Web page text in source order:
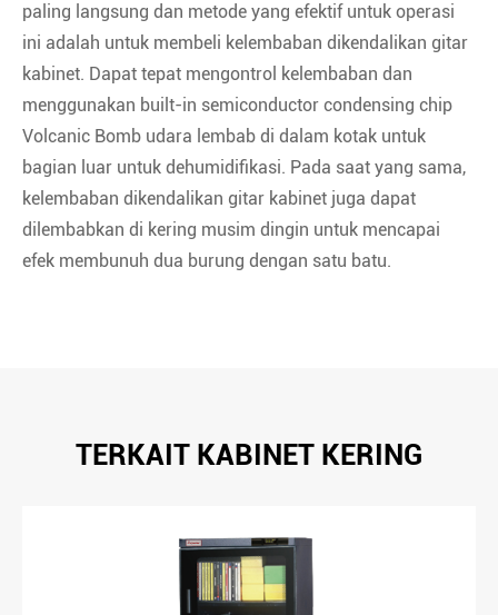
paling langsung dan metode yang efektif untuk operasi
ini adalah untuk membeli kelembaban dikendalikan gitar
kabinet. Dapat tepat mengontrol kelembaban dan
menggunakan built-in semiconductor condensing chip
Volcanic Bomb udara lembab di dalam kotak untuk
bagian luar untuk dehumidifikasi. Pada saat yang sama,
kelembaban dikendalikan gitar kabinet juga dapat
dilembabkan di kering musim dingin untuk mencapai
efek membunuh dua burung dengan satu batu.
TERKAIT KABINET KERING